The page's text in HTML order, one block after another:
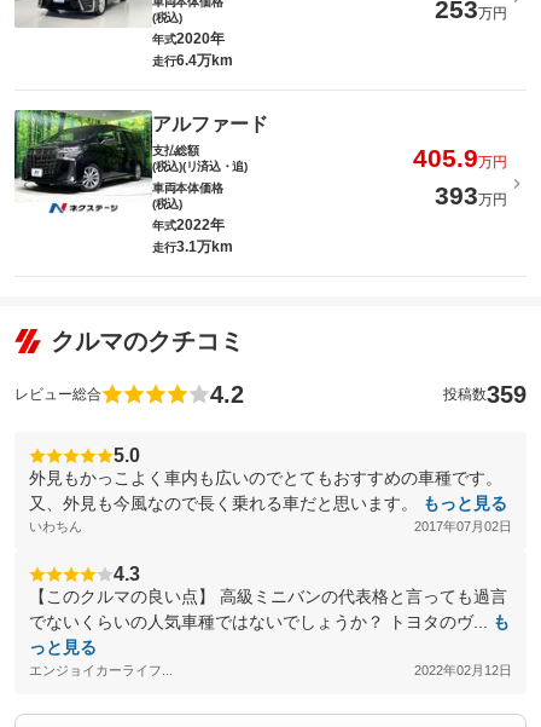
(税込)
253万円
年式2020年
走行6.4万km
アルファード
支払総額
(税込)(リ済込・追)
405.9万円
車両本体価格
(税込)
393万円
年式2022年
走行3.1万km
クルマのクチコミ
レビュー総合 4.2 投稿数359
5.0
外見もかっこよく車内も広いのでとてもおすすめの車種です。
又、外見も今風なので長く乗れる車だと思います。
もっと見る
いわちん 2017年07月02日
4.3
【このクルマの良い点】 高級ミニバンの代表格と言っても過言
でないくらいの人気車種ではないでしょうか？ トヨタのヴ...
も
っと見る
エンジョイカーライフ... 2022年02月12日